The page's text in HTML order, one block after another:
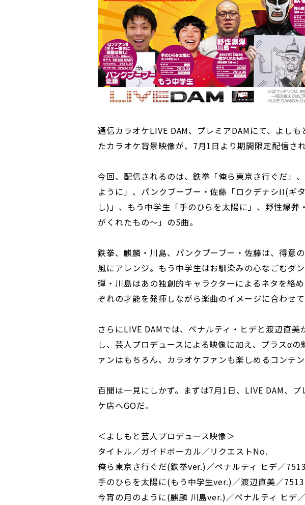
通信カラオケLIVE DAM、プレミアDAMにて、よしも
たカラオケ背景映像が、7月1日より期間限定配信さ
今回、配信されるのは、鉄拳「俺ら東京さ行ぐだ」
ように」、パンクブーブー・佐藤「ロクデナシII(ギ
し)」、もう中学生「手のひらを太陽に」、野性爆
がくれたもの～」の5曲。
鉄拳、麒麟・川島、パンクブーブー・佐藤は、得意
風にアレンジ。もう中学生はお馴染みの心なごむダ
弾・川島はあの独創的キャラクターによるネタを絡
ぞれの才能を発揮しながら楽曲のイメージに合わせて
さらにLIVE DAMでは、ペナルティ・ヒデと渡辺直美
し、芸人プロデュースによる映像に加え、プラスαの
ァンはもちろん、カラオケファンも楽しめるコンテン
百聞は一見にしかず。まずは7月1日、LIVE DAM、プ
ケ店へGOだ。
＜よしもと芸人プロデュース映像＞
タイトル／ガイドボーカル／リクエストNo.
俺ら東京さ行ぐだ(鉄拳ver.)／ペナルティ ヒデ／
手のひらを太陽に(もう中学生ver.)／渡辺直美／
今宵の月のように(麒麟 川島ver.)／ペナルティ ヒデ